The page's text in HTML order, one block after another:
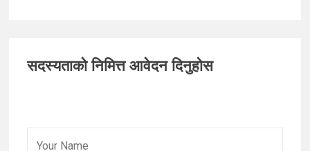
भारतमा
Primary
सदस्यताको निमित्त आवेदन दिनुहोस